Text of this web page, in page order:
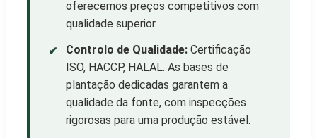
oferecemos preços competitivos com
qualidade superior.
✔ Controlo de Qualidade: Certificação
ISO, HACCP, HALAL. As bases de
plantação dedicadas garantem a
qualidade da fonte, com inspecções
rigorosas para uma produção estável.